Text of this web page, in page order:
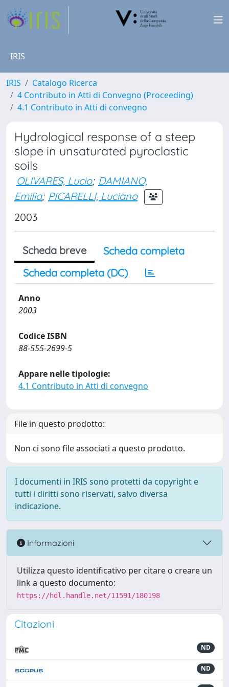
IRIS
IRIS
Catalogo Ricerca
4 Contributo in Atti di Convegno (Proceeding)
4.1 Contributo in Atti di convegno
Hydrological response of a steep
slope in unsaturated pyroclastic
soils
OLIVARES, Lucio; DAMIANO,
Emilia; PICARELLI, Luciano
2003
Scheda breve
Scheda completa
Scheda completa (DC)
Anno
2003
Codice ISBN
88-555-2699-5
Appare nelle tipologie:
4.1 Contributo in Atti di convegno
File in questo prodotto:
Non ci sono file associati a questo prodotto.
I documenti in IRIS sono protetti da copyright e
tutti i diritti sono riservati, salvo diversa
indicazione.
Informazioni
Utilizza questo identificativo per citare o creare un
link a questo documento:
https://hdl.handle.net/11591/180198
Citazioni
ND
ND